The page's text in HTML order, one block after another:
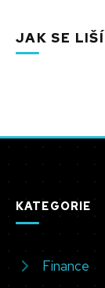
JAK SE
KATEGORIE
Finance